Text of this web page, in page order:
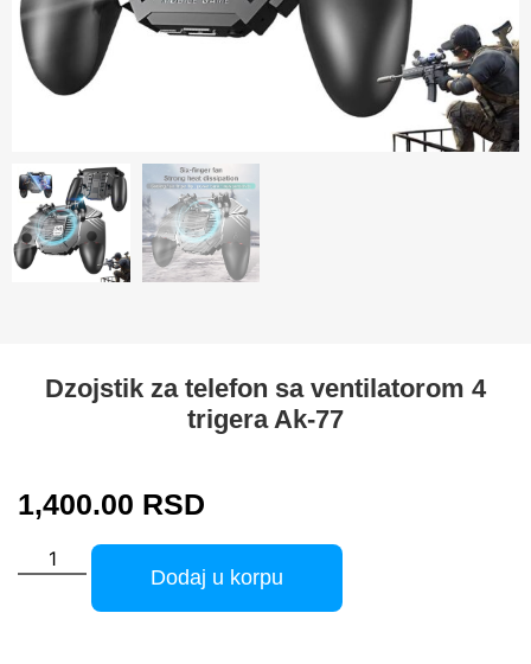
Dzojstik za telefon sa ventilatorom 4
trigera Ak-77
1,400.00 RSD
Dodaj u korpu